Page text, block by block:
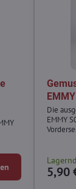
Die
EMMY
Lagernd
5,90